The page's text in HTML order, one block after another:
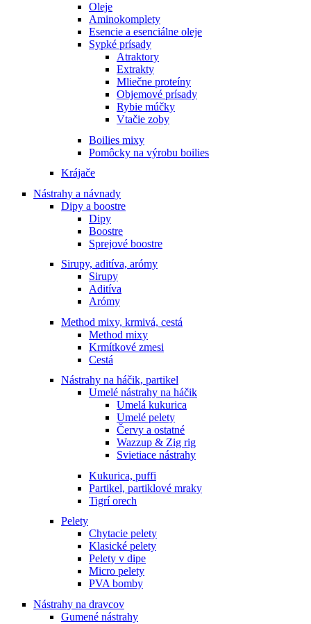
Oleje
Aminokomplety
Esencie a esenciálne oleje
Sypké prísady
Atraktory
Extrakty
Mliečne proteíny
Objemové prísady
Rybie múčky
Vtačie zoby
Boilies mixy
Pomôcky na výrobu boilies
Krájače
Nástrahy a návnady
Dipy a boostre
Dipy
Boostre
Sprejové boostre
Sirupy, aditíva, arómy
Sirupy
Aditíva
Arómy
Method mixy, krmivá, cestá
Method mixy
Krmítkové zmesi
Cestá
Nástrahy na háčik, partikel
Umelé nástrahy na háčik
Umelá kukurica
Umelé pelety
Červy a ostatné
Wazzup & Zig rig
Svietiace nástrahy
Kukurica, puffi
Partikel, partiklové mraky
Tigrí orech
Pelety
Chytacie pelety
Klasické pelety
Pelety v dipe
Micro pelety
PVA bomby
Nástrahy na dravcov
Gumené nástrahy